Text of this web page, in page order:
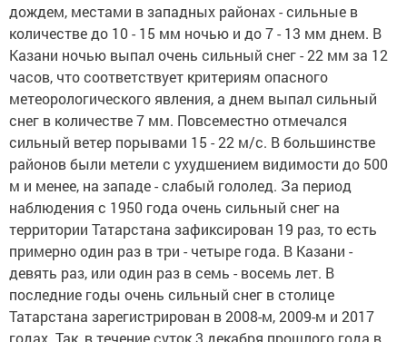
дождем, местами в западных районах - сильные в
количестве до 10 - 15 мм ночью и до 7 - 13 мм днем. В
Казани ночью выпал очень сильный снег - 22 мм за 12
часов, что соответствует критериям опасного
метеорологического явления, а днем выпал сильный
снег в количестве 7 мм. Повсеместно отмечался
сильный ветер порывами 15 - 22 м/с. В большинстве
районов были метели с ухудшением видимости до 500
м и менее, на западе - слабый гололед. За период
наблюдения с 1950 года очень сильный снег на
территории Татарстана зафиксирован 19 раз, то есть
примерно один раз в три - четыре года. В Казани -
девять раз, или один раз в семь - восемь лет. В
последние годы очень сильный снег в столице
Татарстана зарегистрирован в 2008-м, 2009-м и 2017
годах. Так, в течение суток 3 декабря прошлого года в